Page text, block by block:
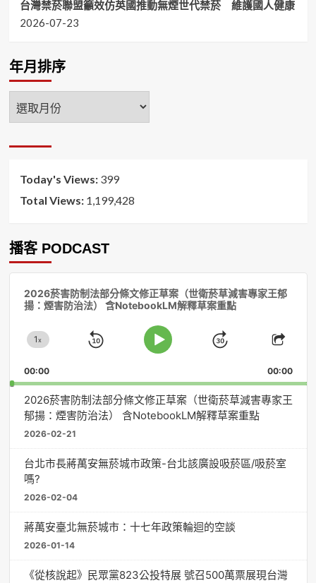
台灣禁菸聯盟籲效仿英國推動無煙世代禁菸 維護國人健康
2026-07-23
年月排序
年
月
Today's Views: 399
Total Views: 1,199,428
播客 PODCAST
2026菸害防制法部分條文修正草案（世衛菸草減害專家王郁
揚：煙害防治法） 含NotebookLM解釋草案重點
Change
Rate
1x
Skip
Play
Jump
Forward
Share
00:00 00:00
2026菸害防制法部分條文修正草案（世衛菸草減害專家王
郁揚：煙害防治法） 含NotebookLM解釋草案重點
2026-02-21
台北市長蔣萬安無菸城市政策-台北該廣設吸菸區/吸菸室
嗎?
2026-02-04
蔣萬安臺北無菸城市：十七年政策輪迴的空談
2026-01-14
《從核說起》民眾黨823公投特展 號召500萬票展現台灣